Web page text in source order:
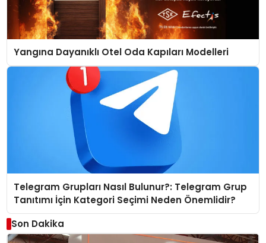
Yangına Dayanıklı Otel Oda Kapıları Modelleri
Telegram Grupları Nasıl Bulunur?: Telegram Grup
Tanıtımı İçin Kategori Seçimi Neden Önemlidir?
Son Dakika